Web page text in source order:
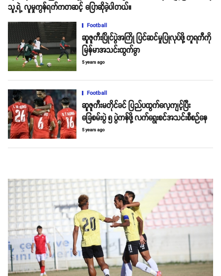
သူ့ရဲ့ လူမှုကွန်ရက်ကတဆင့် ပြောဆိုခဲ့ပါတယ်။
Football
ဆူဇူကီးပြိုင်ပွဲအကြို ပြင်ဆင်မှုပြုလုပ်ဖို့ တူရကီကို
မြန်မာအသင်းထွက်ခွာ
5 years ago
Football
ဆူဇူကီးမတိုင်ခင် ပြည်ပထွက်လေ့ကျင့်ပြီး
ခြေစမ်းပွဲ ၅ ပွဲကန်ဖို့ လက်ရွေးစင်အသင်းစီစဉ်နေ
5 years ago